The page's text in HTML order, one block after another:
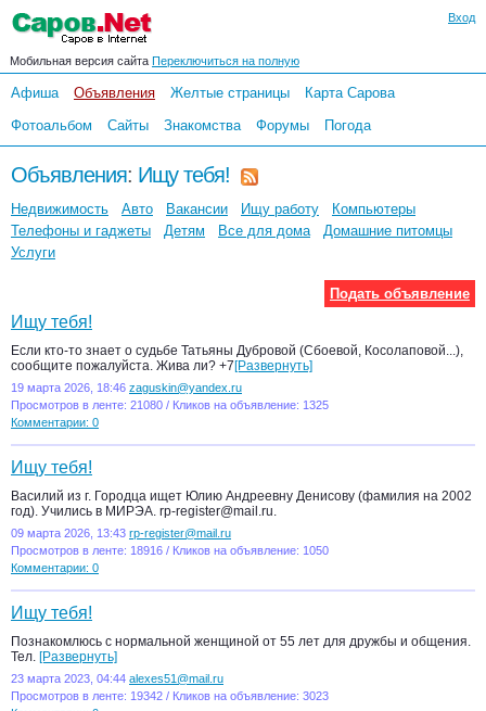
Вход
Мобильная версия сайта Переключиться на полную
Афиша Объявления Желтые страницы
Карта Сарова
Фотоальбом
Сайты Знакомства Форумы Погода
Объявления: Ищу тебя!
Недвижимость Авто Вакансии Ищу работу
Компьютеры
Телефоны и гаджеты
Детям Все для дома
Домашние питомцы
Услуги
Подать объявление
Ищу тебя!
Если кто-то знает о судьбе Татьяны Дубровой (Сбоевой, Косолаповой...),
сообщите пожалуйста. Жива ли? +7[Развернуть]
19 марта 2026, 18:46 zaguskin@yandex.ru
Просмотров в ленте: 21080 / Кликов на объявление: 1325
Комментарии: 0
Ищу тебя!
Василий из г. Городца ищет Юлию Андреевну Денисову (фамилия на 2002
год). Учились в МИРЭА. rp-register@mail.ru.
09 марта 2026, 13:43 rp-register@mail.ru
Просмотров в ленте: 18916 / Кликов на объявление: 1050
Комментарии: 0
Ищу тебя!
Познакомлюсь с нормальной женщиной от 55 лет для дружбы и общения.
Тел. [Развернуть]
23 марта 2023, 04:44 alexes51@mail.ru
Просмотров в ленте: 19342 / Кликов на объявление: 3023